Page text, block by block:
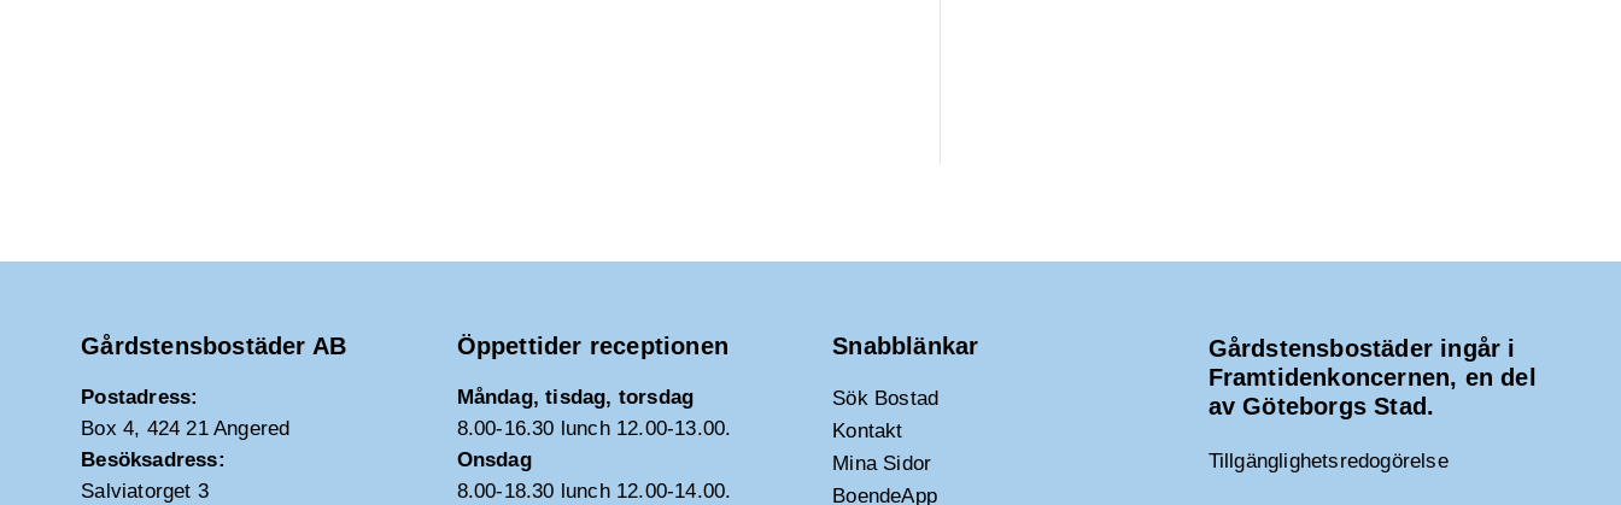
Gårdstensbostäder AB
Postadress:
Box 4, 424 21 Angered
Besöksadress:
Salviatorget 3
Öppettider receptionen
Måndag, tisdag, torsdag
8.00-16.30 lunch 12.00-13.00.
Onsdag
8.00-18.30 lunch 12.00-14.00.
Snabblänkar
Sök Bostad
Kontakt
Mina Sidor
BoendeApp
Gårdstensbostäder ingår i
Framtidenkoncernen, en del
av Göteborgs Stad.
Tillgänglighetsredogörelse